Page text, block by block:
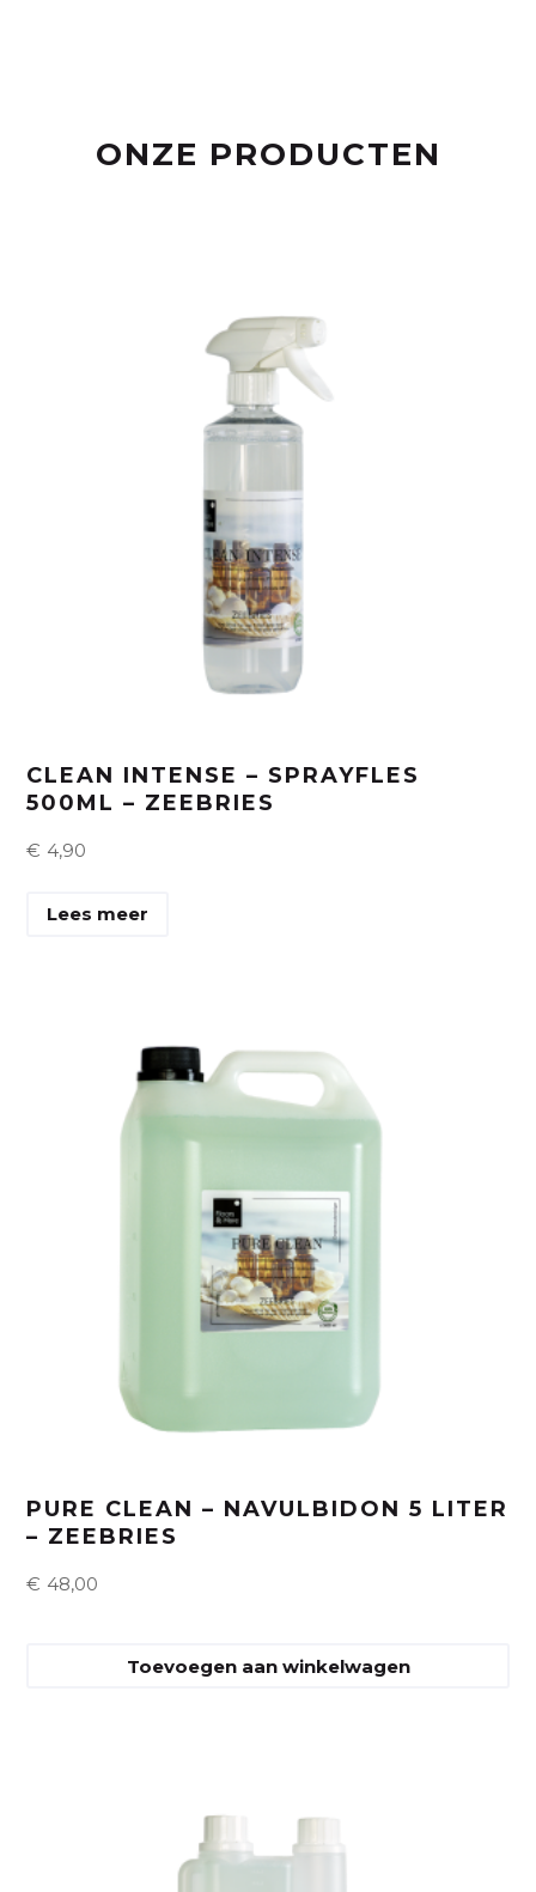
ONZE PRODUCTEN
CLEAN INTENSE – SPRAYFLES
500ML – ZEEBRIES
€ 4,90
Lees meer
PURE CLEAN – NAVULBIDON 5 LITER
– ZEEBRIES
€ 48,00
Toevoegen aan winkelwagen